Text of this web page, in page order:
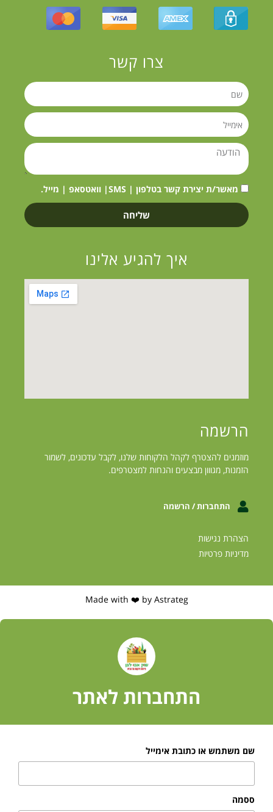
צרו קשר
מאשר/ת יצירת קשר בטלפון | SMS| וואטסאפ | מייל.
שליחה
איך להגיע אלינו
הרשמה
מוזמנים להצטרף לקהל הלקוחות שלנו, לקבל עדכונים, לשמור
הזמנות, מגווון מבצעים והנחות למצטרפים.
התחברות / הרשמה
הצהרת נגישות
מדיניות פרטיות
Made with ❤️ by Astrateg
התחברות לאתר
שם משתמש או כתובת אימייל
ססמה